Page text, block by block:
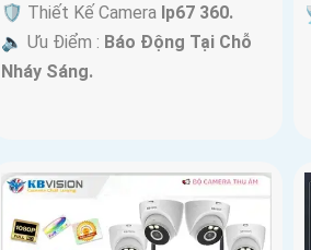
🛡 Thiết Kế Camera Ip67 360.
️🔈 Ưu Điểm : Báo Động Tại Chỗ
Nháy Sáng.